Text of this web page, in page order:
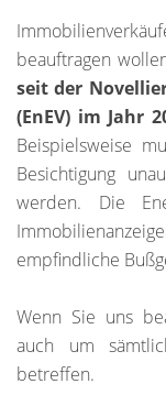
beauftragen
seit der
(EnEV) im Jahr
Beispielsweise
Besichtigung
werden. Die
empfindliche
Wenn Sie uns
auch um
betreffen.